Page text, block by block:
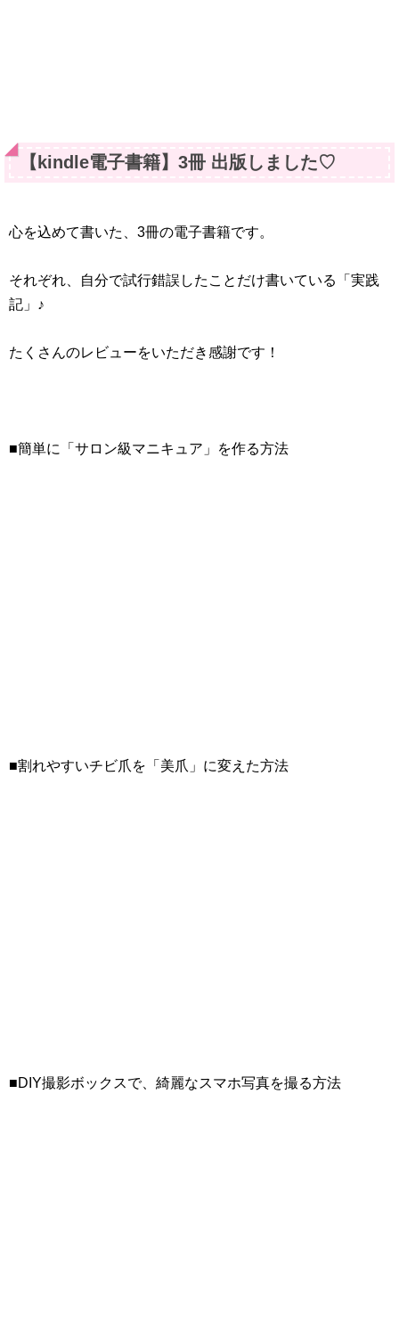
【kindle電子書籍】3冊 出版しました♡
心を込めて書いた、3冊の電子書籍です。
それぞれ、自分で試行錯誤したことだけ書いている「実践
記」♪
たくさんのレビューをいただき感謝です！
■簡単に「サロン級マニキュア」を作る方法
■割れやすいチビ爪を「美爪」に変えた方法
■DIY撮影ボックスで、綺麗なスマホ写真を撮る方法